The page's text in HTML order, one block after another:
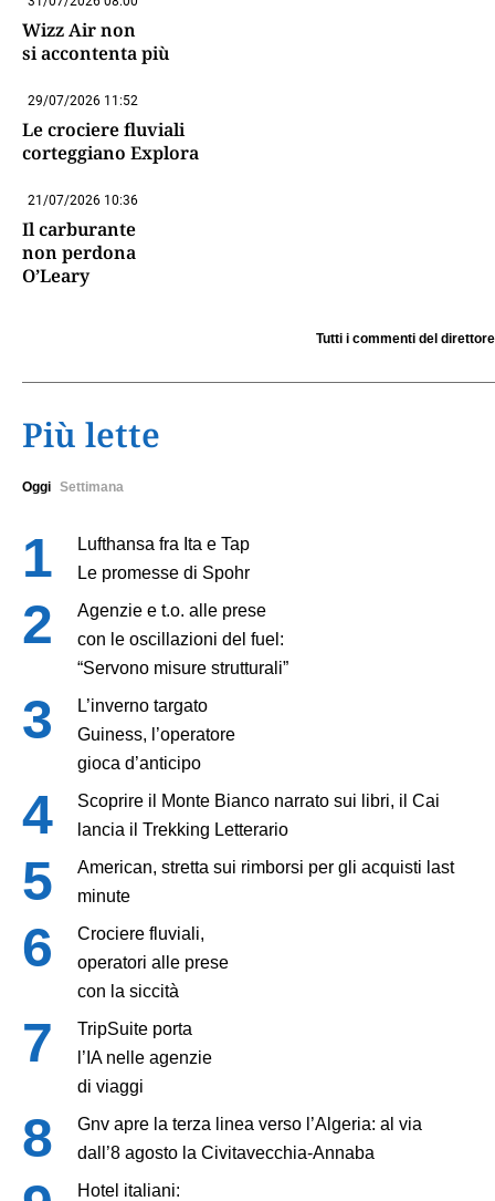
Wizz Air non
si accontenta più
29/07/2026 11:52
Le crociere fluviali
corteggiano Explora
21/07/2026 10:36
Il carburante
non perdona
O’Leary
Tutti i commenti del direttore
Più lette
Oggi Settimana
Lufthansa fra Ita e Tap
Le promesse di Spohr
Agenzie e t.o. alle prese
con le oscillazioni del fuel:
“Servono misure strutturali”
L’inverno targato
Guiness, l’operatore
gioca d’anticipo
Scoprire il Monte Bianco narrato sui libri, il Cai
lancia il Trekking Letterario
American, stretta sui rimborsi per gli acquisti last
minute
Crociere fluviali,
operatori alle prese
con la siccità
TripSuite porta
l’IA nelle agenzie
di viaggi
Gnv apre la terza linea verso l’Algeria: al via
dall’8 agosto la Civitavecchia-Annaba
Hotel italiani: